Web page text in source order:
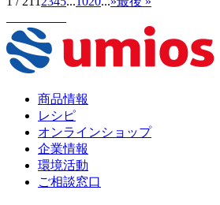
商品情報
レシピ
オンラインショップ
企業情報
環境活動
ご相談窓口